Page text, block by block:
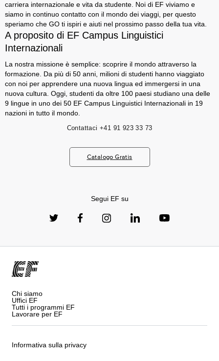
carriera internazionale e vita da studente. Noi di EF viviamo e
siamo in continuo contatto con il mondo dei viaggi, per questo
speriamo che GO ti ispiri e aiuti nel prossimo passo della tua vita.
A proposito di EF Campus Linguistici
Internazionali
La nostra missione è semplice: scoprire il mondo attraverso la
formazione. Da più di 50 anni, milioni di studenti hanno viaggiato
con noi per apprendere una nuova lingua ed immergersi in una
nuova cultura. Oggi, studenti da oltre 100 paesi studiano una delle
9 lingue in uno dei 50 EF Campus Linguistici Internazionali in 19
nazioni in tutto il mondo.
Contattaci +41 91 923 33 73
Catalogo Gratis
Segui EF su
Chi siamo
Uffici EF
Tutti i programmi EF
Lavorare per EF
Informativa sulla privacy